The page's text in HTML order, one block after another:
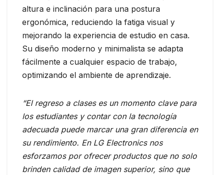
altura e inclinación para una postura
ergonómica, reduciendo la fatiga visual y
mejorando la experiencia de estudio en casa.
Su diseño moderno y minimalista se adapta
fácilmente a cualquier espacio de trabajo,
optimizando el ambiente de aprendizaje.
“El regreso a clases es un momento clave para
los estudiantes y contar con la tecnología
adecuada puede marcar una gran diferencia en
su rendimiento. En LG Electronics nos
esforzamos por ofrecer productos que no solo
brinden calidad de imagen superior, sino que